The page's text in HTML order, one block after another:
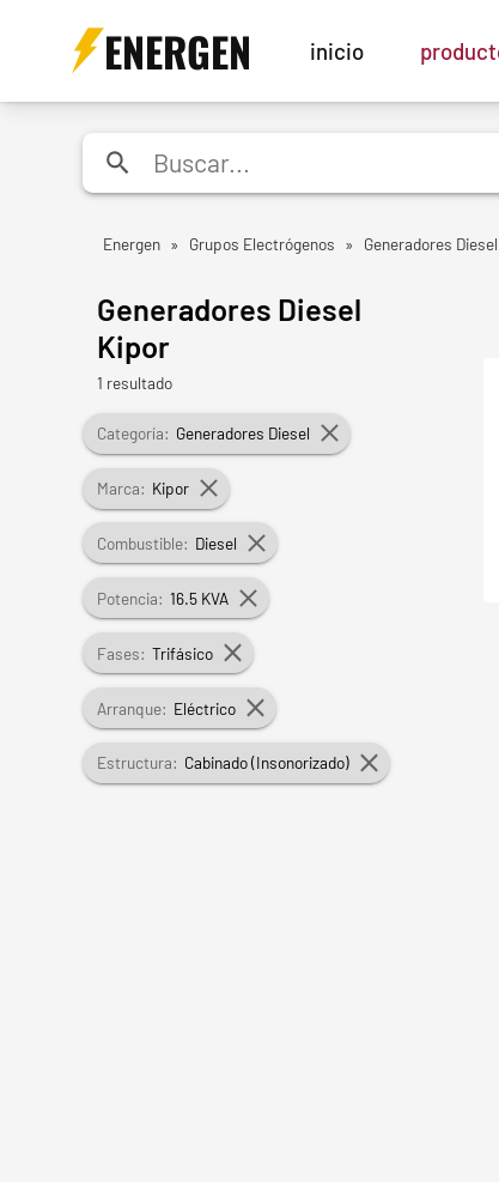
ENERGEN inicio
Energen » Grupos Electrógenos » Generadores Diesel
Generadores Diesel
Kipor
1 resultado
Categoría: Generadores Diesel
Marca: Kipor
Combustible: Diesel
Potencia: 16.5 KVA
Fases: Trifásico
Arranque: Eléctrico
Estructura: Cabinado (Insonorizado)